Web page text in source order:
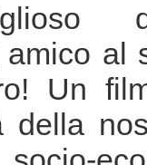
al
Un
della